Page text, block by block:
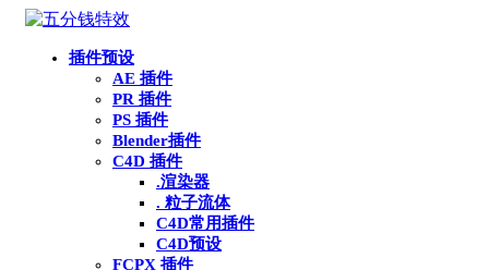
插件预设
AE 插件
PR 插件
PS 插件
Blender插件
C4D 插件
.渲染器
. 粒子流体
C4D常用插件
C4D预设
FCPX 插件